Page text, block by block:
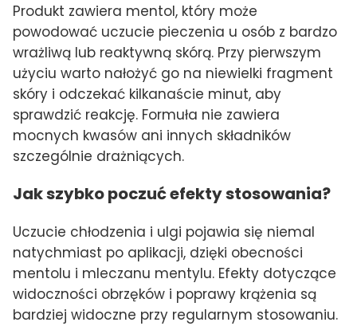
Produkt zawiera mentol, który może
powodować uczucie pieczenia u osób z bardzo
wrażliwą lub reaktywną skórą. Przy pierwszym
użyciu warto nałożyć go na niewielki fragment
skóry i odczekać kilkanaście minut, aby
sprawdzić reakcję. Formuła nie zawiera
mocnych kwasów ani innych składników
szczególnie drażniących.
Jak szybko poczuć efekty stosowania?
Uczucie chłodzenia i ulgi pojawia się niemal
natychmiast po aplikacji, dzięki obecności
mentolu i mleczanu mentylu. Efekty dotyczące
widoczności obrzęków i poprawy krążenia są
bardziej widoczne przy regularnym stosowaniu.